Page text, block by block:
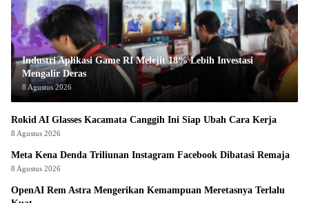
Industri Aplikasi Game RI Melejit 18% Lebih Investasi
Mengalir Deras
8 Agustus 2026
Rokid AI Glasses Kacamata Canggih Ini Siap Ubah Cara Kerja
8 Agustus 2026
Meta Kena Denda Triliunan Instagram Facebook Dibatasi Remaja
8 Agustus 2026
OpenAI Rem Astra Mengerikan Kemampuan Meretasnya Terlalu